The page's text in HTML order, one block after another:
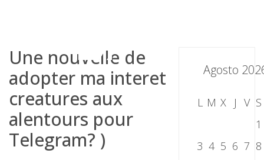
Une nouvelle de
adopter ma interet
creatures aux
alentours pour
Telegram? )
Agosto
L M X J V S
1
3 4 5 6 7 8